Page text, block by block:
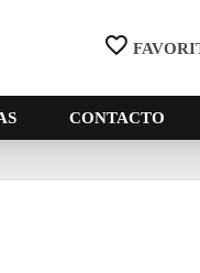
CONTACTO